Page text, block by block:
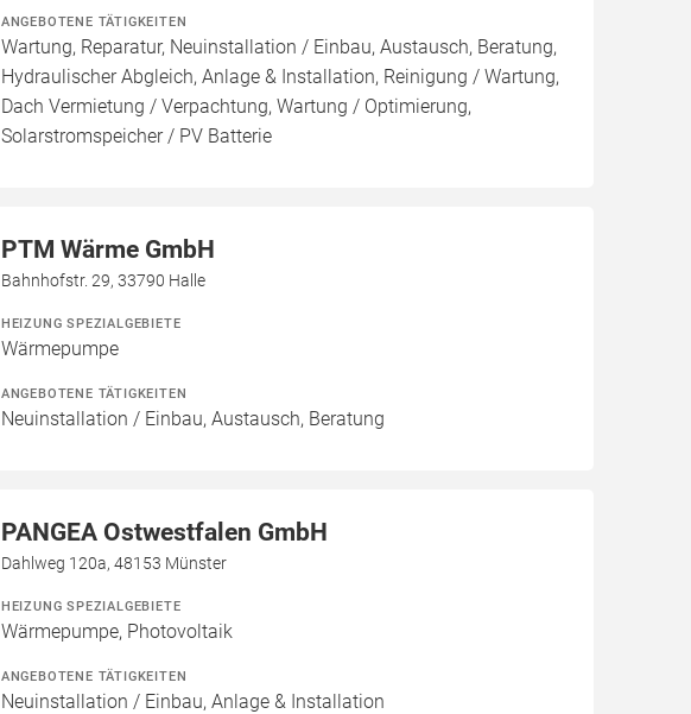
ANGEBOTENE TÄTIGKEITEN
Wartung, Reparatur, Neuinstallation / Einbau, Austausch, Beratung,
Hydraulischer Abgleich, Anlage & Installation, Reinigung / Wartung,
Dach Vermietung / Verpachtung, Wartung / Optimierung,
Solarstromspeicher / PV Batterie
PTM Wärme GmbH
Bahnhofstr. 29, 33790 Halle
HEIZUNG SPEZIALGEBIETE
Wärmepumpe
ANGEBOTENE TÄTIGKEITEN
Neuinstallation / Einbau, Austausch, Beratung
PANGEA Ostwestfalen GmbH
Dahlweg 120a, 48153 Münster
HEIZUNG SPEZIALGEBIETE
Wärmepumpe, Photovoltaik
ANGEBOTENE TÄTIGKEITEN
Neuinstallation / Einbau, Anlage & Installation